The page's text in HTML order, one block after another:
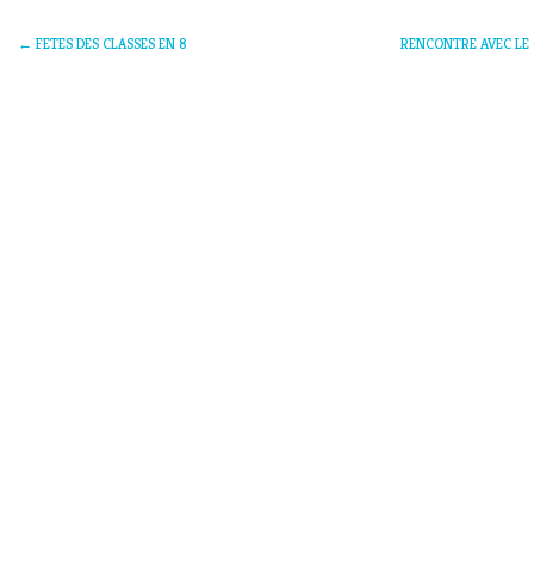
← FETES DES CLASSES EN 8 RENCONTRE AVEC